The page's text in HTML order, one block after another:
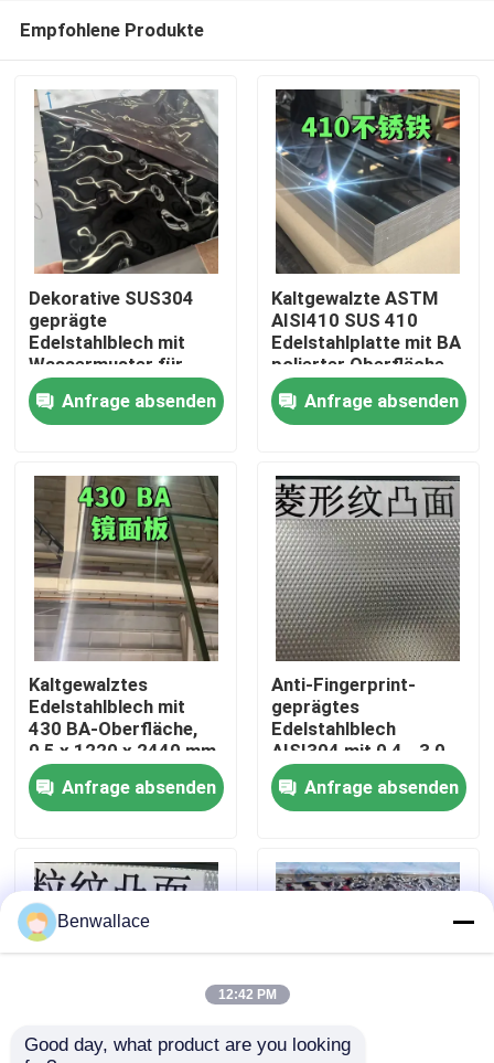
Zu Hause
Produkte
Videos
Über uns
Werksbesichtigung
Qualitätskontrolle
Neuigkeiten
Bitte um ein Angebot
Empfohlene Produkte
Dekorative SUS304
geprägte
Edelstahlblech mit
Wassermuster für
architektonische
Außenbereiche
Anfrage absenden
Kaltgewalzte ASTM
AISI410 SUS 410
Edelstahlplatte mit BA
polierter Oberfläche
0,8*1220*2440
Anfrage absenden
Kaltgewalztes
Edelstahlblech mit
430 BA-Oberfläche,
0,5 x 1220 x 2440 mm,
mit 6K-
Spiegeloberfläche
Anfrage absenden
Anti-Fingerprint-
geprägtes
Edelstahlblech
AISI304 mit 0,4 - 3,0
mm Dicke für
architektonische
Anwendungen
Anfrage absenden
Benwallace
12:42 PM
Good day, what product are you looking